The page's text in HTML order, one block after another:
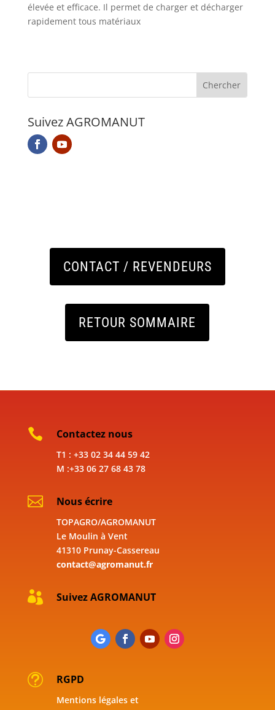
élevée et efficace. Il permet de charger et décharger
rapidement tous matériaux
Suivez AGROMANUT
CONTACT / REVENDEURS
RETOUR SOMMAIRE
 Contactez nous
T1 : +33 02 34 44 59 42
M :+33 06 27 68 43 78
 Nous écrire
TOPAGRO/AGROMANUT
Le Moulin à Vent
41310 Prunay-Cassereau
contact@agromanut.fr
 Suivez AGROMANUT
t RGPD
Mentions légales et